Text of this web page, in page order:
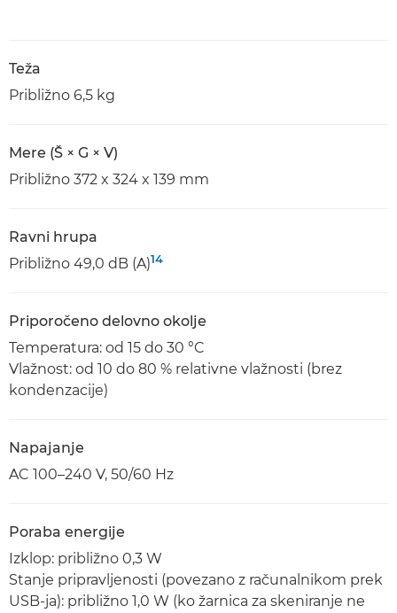
Teža
Približno 6,5 kg
Mere (Š × G × V)
Približno 372 x 324 x 139 mm
Ravni hrupa
Približno 49,0 dB (A)14
Priporočeno delovno okolje
Temperatura: od 15 do 30 °C
Vlažnost: od 10 do 80 % relativne vlažnosti (brez
kondenzacije)
Napajanje
AC 100–240 V, 50/60 Hz
Poraba energije
Izklop: približno 0,3 W
Stanje pripravljenosti (povezano z računalnikom prek
USB-ja): približno 1,0 W (ko žarnica za skeniranje ne